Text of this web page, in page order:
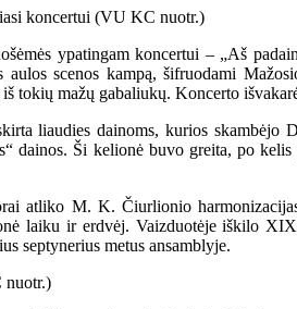
ypatingam koncertui – „Aš
aulos scenos kampą, šifruodami
tokių mažų gabaliukų. Koncerto
liaudies dainoms, kurios
dainos. Ši kelionė buvo greita, po
atliko M. K. Čiurlionio
laiku ir erdvėj. Vaizduotėje iškilo
septynerius metus ansamblyje.